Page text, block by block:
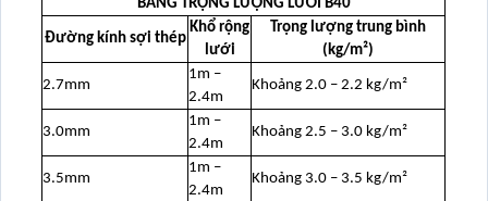
BẢNG TRỌNG LƯỢNG LƯỚI B40
Đường kính sợi thép
Khổ rộng
lưới
Trọng lượng trung bình
(kg/m²)
2.7mm
1m –
2.4m
Khoảng 2.0 – 2.2 kg/m²
3.0mm
1m –
2.4m
Khoảng 2.5 – 3.0 kg/m²
3.5mm
1m –
2.4m
Khoảng 3.0 – 3.5 kg/m²